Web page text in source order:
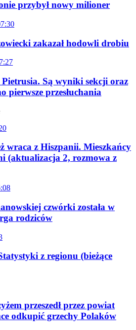
przybył nowy milioner
zakazał hodowli drobiu
Są wyniki sekcji oraz
pierwsze przesłuchania
wraca z Hiszpanii. Mieszkańcy
(aktualizacja 2, rozmowa z
czwórki została w
rodziców
z regionu (bieżące
przeszedł przez powiat
odkupić grzechy Polaków